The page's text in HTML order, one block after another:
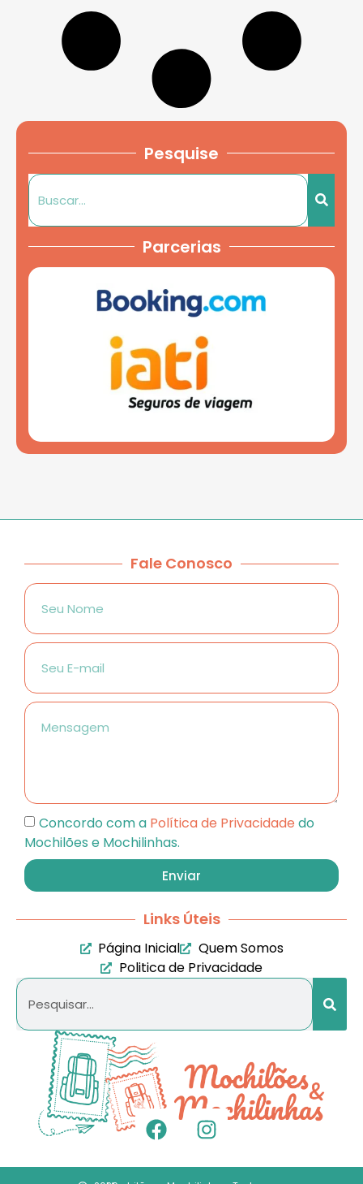
Pesquise
Parcerias
Fale Conosco
Concordo com a Política de Privacidade do
Mochilões e Mochilinhas.
Enviar
Links Úteis
Página Inicial
Quem Somos
Politica de Privacidade